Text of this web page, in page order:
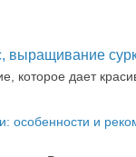
выращивание
которое дает